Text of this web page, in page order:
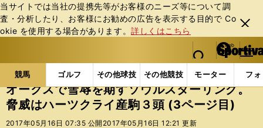
当サイトでは当社の提携先等がお客様のニーズ等について調
査・分析したり、お客様にお勧めの広告を表⽰する⽬的で Co
okie を使⽤する場合があります。詳しくはこちら
閉じ
る
web Sportiva (webスポルティーバ)
検索
マイペ
ー
ジ
メニュ
競馬 ゴルフ その他球技 その他競技 モーター フ
b
ス
ポ
ル
競馬の記事一覧 競馬 オークスで雪辱を期すソウル
オークスで雪辱を期すソウルスターリング。
脅威はハーツクライ産駒３頭 (3ページ目)
2017年05月16日 07:35 公開 2017年05月16日 12:21 更新